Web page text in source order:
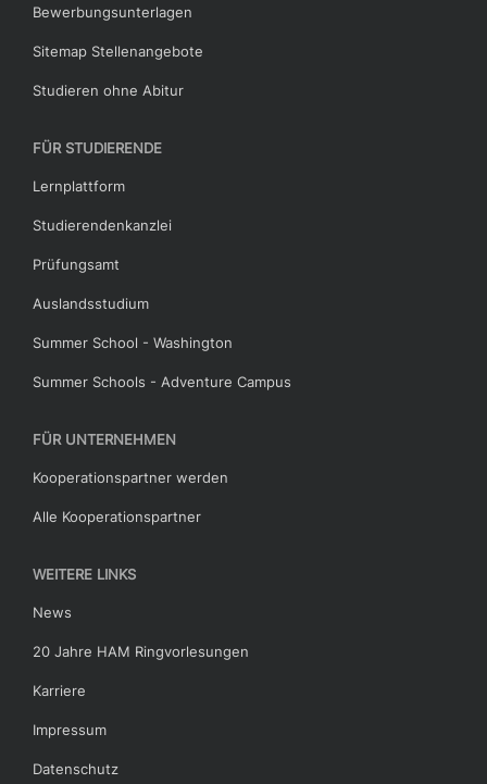
Bewerbungsunterlagen
Sitemap Stellenangebote
Studieren ohne Abitur
FÜR STUDIERENDE
Lernplattform
Studierendenkanzlei
Prüfungsamt
Auslandsstudium
Summer School - Washington
Summer Schools - Adventure Campus
FÜR UNTERNEHMEN
Kooperationspartner werden
Alle Kooperationspartner
WEITERE LINKS
News
20 Jahre HAM Ringvorlesungen
Karriere
Impressum
Datenschutz